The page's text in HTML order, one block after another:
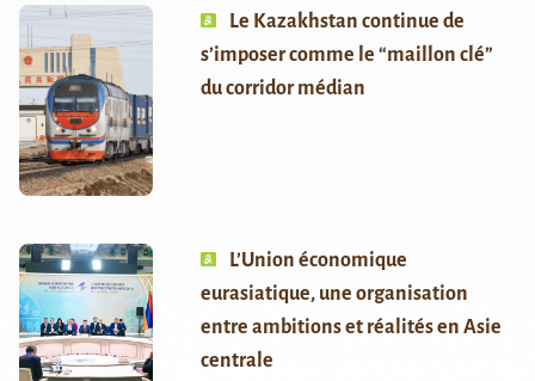
Le Kazakhstan continue de
s’imposer comme le “maillon clé”
du corridor médian
L’Union économique
eurasiatique, une organisation
entre ambitions et réalités en Asie
centrale